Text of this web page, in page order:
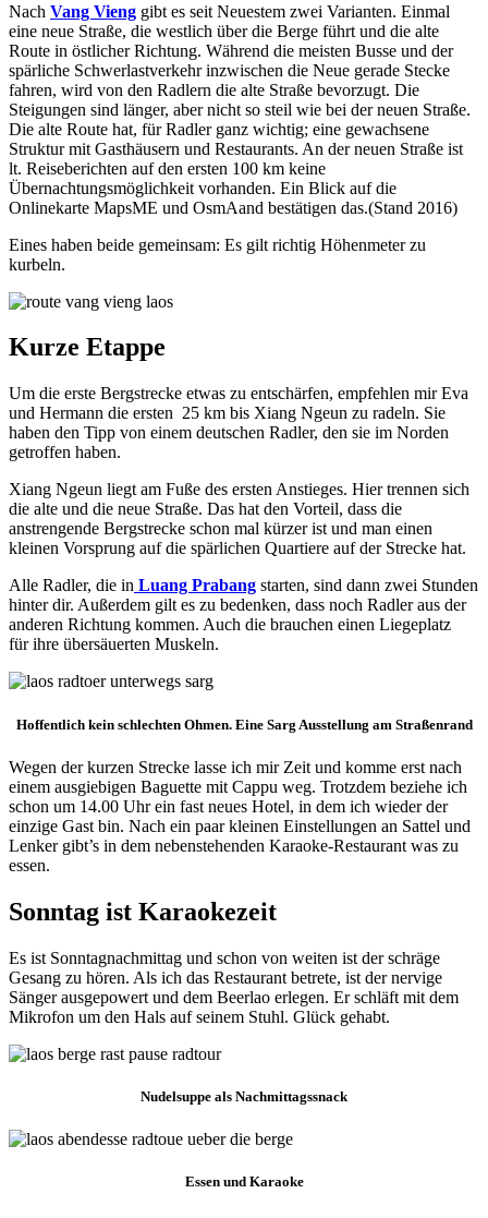
Nach Vang Vieng gibt es seit Neuestem zwei Varianten. Einmal
eine neue Straße, die westlich über die Berge führt und die alte
Route in östlicher Richtung. Während die meisten Busse und der
spärliche Schwerlastverkehr inzwischen die Neue gerade Stecke
fahren, wird von den Radlern die alte Straße bevorzugt. Die
Steigungen sind länger, aber nicht so steil wie bei der neuen Straße.
Die alte Route hat, für Radler ganz wichtig; eine gewachsene
Struktur mit Gasthäusern und Restaurants. An der neuen Straße ist
lt. Reiseberichten auf den ersten 100 km keine
Übernachtungsmöglichkeit vorhanden. Ein Blick auf die
Onlinekarte MapsME und OsmAand bestätigen das.(Stand 2016)
Eines haben beide gemeinsam: Es gilt richtig Höhenmeter zu
kurbeln.
Kurze Etappe
Um die erste Bergstrecke etwas zu entschärfen, empfehlen mir Eva
und Hermann die ersten 25 km bis Xiang Ngeun zu radeln. Sie
haben den Tipp von einem deutschen Radler, den sie im Norden
getroffen haben.
Xiang Ngeun liegt am Fuße des ersten Anstieges. Hier trennen sich
die alte und die neue Straße. Das hat den Vorteil, dass die
anstrengende Bergstrecke schon mal kürzer ist und man einen
kleinen Vorsprung auf die spärlichen Quartiere auf der Strecke hat.
Alle Radler, die in Luang Prabang starten, sind dann zwei Stunden
hinter dir. Außerdem gilt es zu bedenken, dass noch Radler aus der
anderen Richtung kommen. Auch die brauchen einen Liegeplatz
für ihre übersäuerten Muskeln.
Hoffentlich kein schlechten Ohmen. Eine Sarg Ausstellung am Straßenrand
Wegen der kurzen Strecke lasse ich mir Zeit und komme erst nach
einem ausgiebigen Baguette mit Cappu weg. Trotzdem beziehe ich
schon um 14.00 Uhr ein fast neues Hotel, in dem ich wieder der
einzige Gast bin. Nach ein paar kleinen Einstellungen an Sattel und
Lenker gibt’s in dem nebenstehenden Karaoke-Restaurant was zu
essen.
Sonntag ist Karaokezeit
Es ist Sonntagnachmittag und schon von weiten ist der schräge
Gesang zu hören. Als ich das Restaurant betrete, ist der nervige
Sänger ausgepowert und dem Beerlao erlegen. Er schläft mit dem
Mikrofon um den Hals auf seinem Stuhl. Glück gehabt.
Nudelsuppe als Nachmittagssnack
Essen und Karaoke